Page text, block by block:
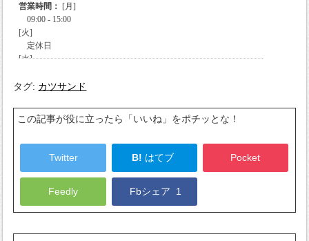
タグ: カツサンド
この記事が役に立ったら「いいね」をポチッとな！
Twitter B! はてブ Pocket
Feedly Fbシェア 1